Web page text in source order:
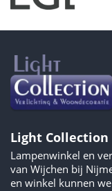
Light Collection
Lampenwinkel en
van Wijchen bij
en winkel kunnen